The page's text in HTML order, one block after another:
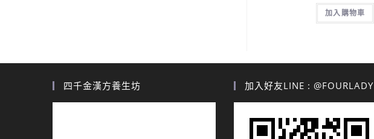
加入購物車
四千金漢方養生坊 加入好友LINE : @FOURLADY